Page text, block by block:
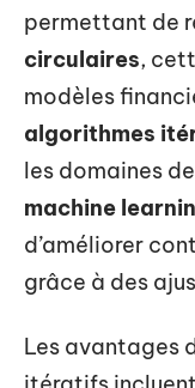
permettant de
circulaires,
modèles
algorithmes
les domaines
machine
d’améliorer
grâce à des
Les avantages